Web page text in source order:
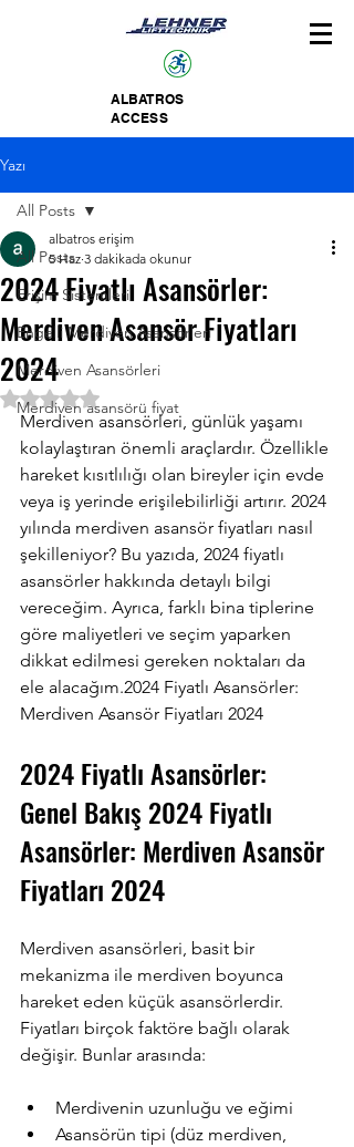
ALBATROS
ACCESS
Yazı
All Posts
Erişim Sistemleri
Engelli Merdiven Asansörleri
Merdiven Asansörleri
Merdiven asansörü fiyat
All Posts
2024 Fiyatlı Asansörler:
Merdiven Asansör Fiyatları
2024
albatros erişim
5 Haz 3 dakikada okunur
5 üzerinden NaN yıldız
Merdiven asansörleri, günlük yaşamı
kolaylaştıran önemli araçlardır. Özellikle
hareket kısıtlılığı olan bireyler için evde
veya iş yerinde erişilebilirliği artırır. 2024
yılında merdiven asansör fiyatları nasıl
şekilleniyor? Bu yazıda, 2024 fiyatlı
asansörler hakkında detaylı bilgi
vereceğim. Ayrıca, farklı bina tiplerine
göre maliyetleri ve seçim yaparken
dikkat edilmesi gereken noktaları da
ele alacağım.2024 Fiyatlı Asansörler:
Merdiven Asansör Fiyatları 2024
2024 Fiyatlı Asansörler:
Genel Bakış 2024 Fiyatlı
Asansörler: Merdiven Asansör
Fiyatları 2024
Merdiven asansörleri, basit bir
mekanizma ile merdiven boyunca
hareket eden küçük asansörlerdir.
Fiyatları birçok faktöre bağlı olarak
değişir. Bunlar arasında:
Merdivenin uzunluğu ve eğimi
Asansörün tipi (düz merdiven,